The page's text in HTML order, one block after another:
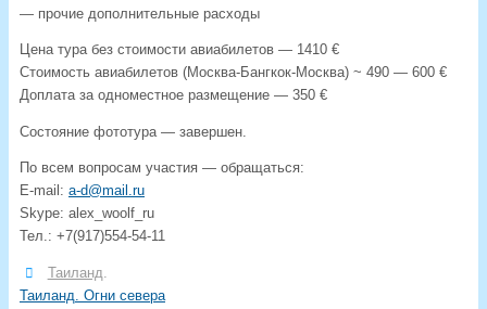
— прочие дополнительные расходы
Цена тура без стоимости авиабилетов — 1410 €
Стоимость авиабилетов (Москва-Бангкок-Москва) ~ 490 — 600 €
Доплата за одноместное размещение — 350 €
Состояние фототура — завершен.
По всем вопросам участия — обращаться:
E-mail: a-d@mail.ru
Skype: alex_woolf_ru
Тел.: +7(917)554-54-11
Таиланд.
Таиланд. Огни севера